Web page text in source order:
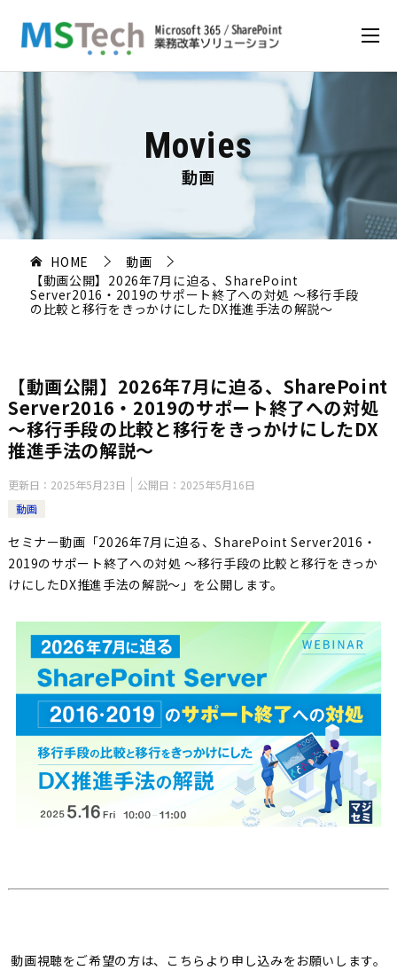
Movies
動画
HOME
動画
【動画公開】2026年7月に迫る、SharePoint
Server2016・2019のサポート終了への対処 ～移行手段
の比較と移行をきっかけにしたDX推進手法の解説～
【動画公開】2026年7月に迫る、SharePoint
Server2016・2019のサポート終了への対処
～移行手段の比較と移行をきっかけにしたDX
推進手法の解説～
更新日： 2025年5月23日 公開日： 2025年5月16日
動画
セミナー動画「2026年7月に迫る、SharePoint Server2016・
2019のサポート終了への対処 ～移行手段の比較と移行をきっか
けにしたDX推進手法の解説～」を公開します。
動画視聴をご希望の方は、こちらより申し込みをお願いします。